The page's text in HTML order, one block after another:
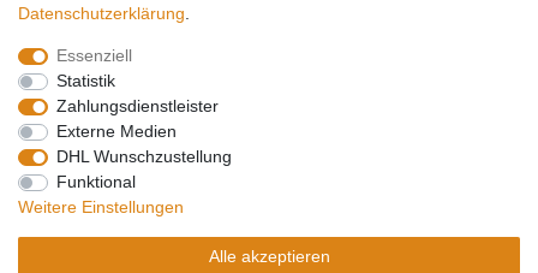
Impressum
Widerrufs­recht
Barrierefreiheitserklärung
Daten­schutz­erklärung
Essenziell
Statistik
Zahlungsdienstleister
Externe Medien
DHL Wunschzustellung
Funktional
Weitere Einstellungen
Alle akzeptieren